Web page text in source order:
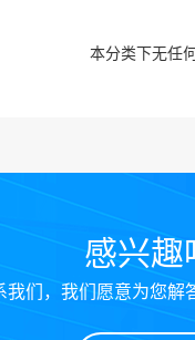
本分类下无任
感兴趣
我们，我们愿意为您解